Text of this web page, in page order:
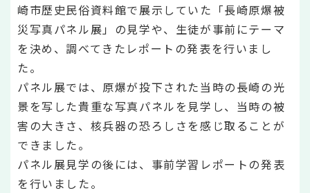
崎市歴史民俗資料館で展示していた「長崎原爆被
災写真パネル展」の見学や、生徒が事前にテーマ
を決め、調べてきたレポートの発表を行いまし
た。
パネル展では、原爆が投下された当時の長崎の光
景を写した貴重な写真パネルを見学し、当時の被
害の大きさ、核兵器の恐ろしさを感じ取ることが
できました。
パネル展見学の後には、事前学習レポートの発表
を行いました。